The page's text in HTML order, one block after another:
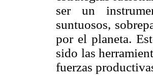
ser un
suntuosos,
por el planeta.
sido las
fuerzas